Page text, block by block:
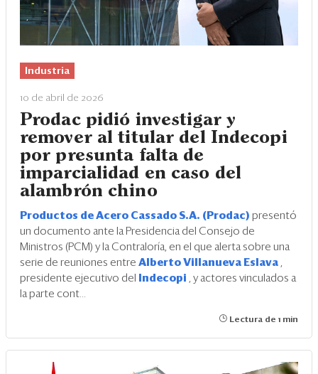
Legal y Política
Eventos
Blogs
Ranking CEO
Edición Impresa
Industria
10 de abril de 2026
Prodac pidió investigar y
remover al titular del Indecopi
por presunta falta de
imparcialidad en caso del
alambrón chino
Productos de Acero Cassado S.A. (Prodac) presentó
un documento ante la Presidencia del Consejo de
Ministros (PCM) y la Contraloría, en el que alerta sobre una
serie de reuniones entre Alberto Villanueva Eslava ,
presidente ejecutivo del
Indecopi , y actores vinculados a
la parte cont...
Lectura de 1 min